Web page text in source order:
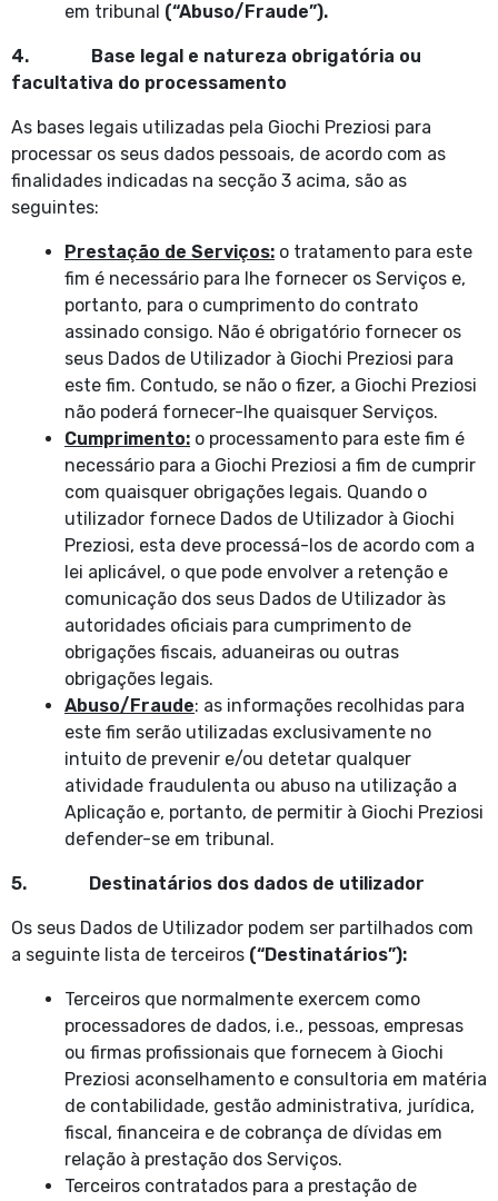
em tribunal (“Abuso/Fraude”).
4. Base legal e natureza obrigatória ou
facultativa do processamento
As bases legais utilizadas pela Giochi Preziosi para
processar os seus dados pessoais, de acordo com as
finalidades indicadas na secção 3 acima, são as
seguintes:
Prestação de Serviços: o tratamento para este
fim é necessário para lhe fornecer os Serviços e,
portanto, para o cumprimento do contrato
assinado consigo. Não é obrigatório fornecer os
seus Dados de Utilizador à Giochi Preziosi para
este fim. Contudo, se não o fizer, a Giochi Preziosi
não poderá fornecer-lhe quaisquer Serviços.
Cumprimento: o processamento para este fim é
necessário para a Giochi Preziosi a fim de cumprir
com quaisquer obrigações legais. Quando o
utilizador fornece Dados de Utilizador à Giochi
Preziosi, esta deve processá-los de acordo com a
lei aplicável, o que pode envolver a retenção e
comunicação dos seus Dados de Utilizador às
autoridades oficiais para cumprimento de
obrigações fiscais, aduaneiras ou outras
obrigações legais.
Abuso/Fraude: as informações recolhidas para
este fim serão utilizadas exclusivamente no
intuito de prevenir e/ou detetar qualquer
atividade fraudulenta ou abuso na utilização a
Aplicação e, portanto, de permitir à Giochi Preziosi
defender-se em tribunal.
5. Destinatários dos dados de utilizador
Os seus Dados de Utilizador podem ser partilhados com
a seguinte lista de terceiros (“Destinatários”):
Terceiros que normalmente exercem como
processadores de dados, i.e., pessoas, empresas
ou firmas profissionais que fornecem à Giochi
Preziosi aconselhamento e consultoria em matéria
de contabilidade, gestão administrativa, jurídica,
fiscal, financeira e de cobrança de dívidas em
relação à prestação dos Serviços.
Terceiros contratados para a prestação de